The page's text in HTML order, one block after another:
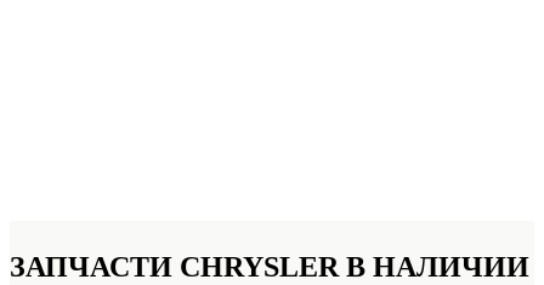
ЗАПЧАСТИ CHRYSLERВ НАЛИЧИИ